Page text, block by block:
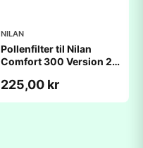
NILAN
Pollenfilter til Nilan
Comfort 300 Version 2
(210x445x48mm)
225,00 kr